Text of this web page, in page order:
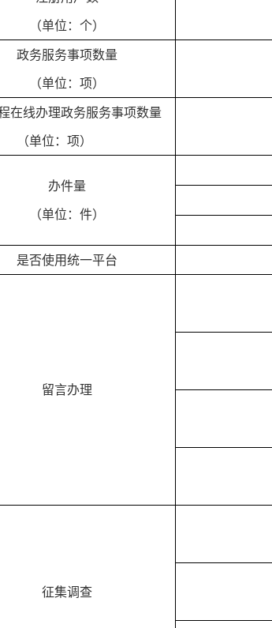
（单位：个）
政务服务事项数量
（单位：项）
在线办理政务服务事项数量
（单位：项）
办件量
（单位：件）
是否使用统一平台
留言办理
征集调查